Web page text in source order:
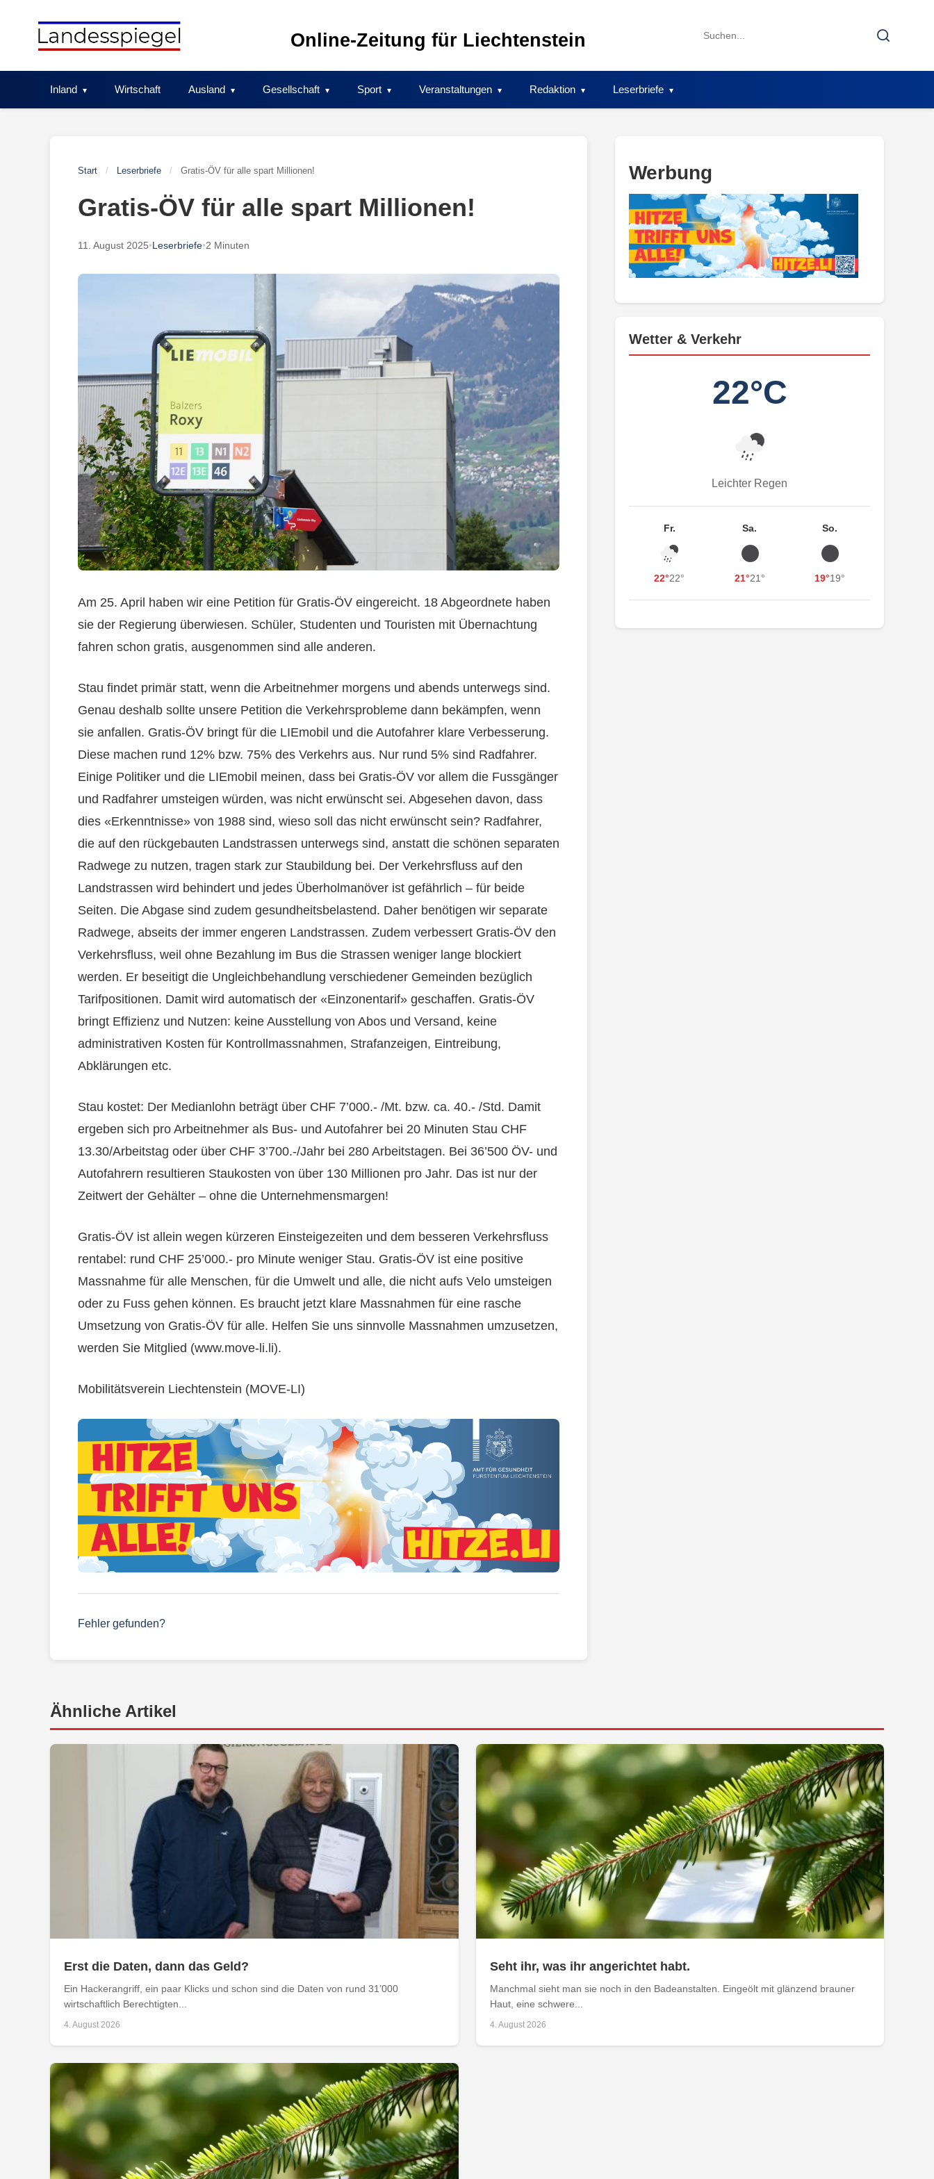
Online-Zeitung für Liechtenstein
Search
Search
Inland Wirtschaft Ausland Gesellschaft Sport Veranstaltungen Redaktion Leserbriefe
Start / Leserbriefe / Gratis-ÖV für alle spart Millionen!
Gratis-ÖV für alle spart Millionen!
11. August 2025•Leserbriefe•2 Minuten
Am 25. April haben wir eine Petition für Gratis-ÖV eingereicht. 18 Abgeordnete haben
sie der Regierung überwiesen. Schüler, Studenten und Touristen mit Übernachtung
fahren schon gratis, ausgenommen sind alle anderen.
Stau findet primär statt, wenn die Arbeitnehmer morgens und abends unterwegs sind.
Genau deshalb sollte unsere Petition die Verkehrsprobleme dann bekämpfen, wenn
sie anfallen. Gratis-ÖV bringt für die LIEmobil und die Autofahrer klare Verbesserung.
Diese machen rund 12% bzw. 75% des Verkehrs aus. Nur rund 5% sind Radfahrer.
Einige Politiker und die LIEmobil meinen, dass bei Gratis-ÖV vor allem die Fussgänger
und Radfahrer umsteigen würden, was nicht erwünscht sei. Abgesehen davon, dass
dies «Erkenntnisse» von 1988 sind, wieso soll das nicht erwünscht sein? Radfahrer,
die auf den rückgebauten Landstrassen unterwegs sind, anstatt die schönen separaten
Radwege zu nutzen, tragen stark zur Staubildung bei. Der Verkehrsfluss auf den
Landstrassen wird behindert und jedes Überholmanöver ist gefährlich – für beide
Seiten. Die Abgase sind zudem gesundheitsbelastend. Daher benötigen wir separate
Radwege, abseits der immer engeren Landstrassen. Zudem verbessert Gratis-ÖV den
Verkehrsfluss, weil ohne Bezahlung im Bus die Strassen weniger lange blockiert
werden. Er beseitigt die Ungleichbehandlung verschiedener Gemeinden bezüglich
Tarifpositionen. Damit wird automatisch der «Einzonentarif» geschaffen. Gratis-ÖV
bringt Effizienz und Nutzen: keine Ausstellung von Abos und Versand, keine
administrativen Kosten für Kontrollmassnahmen, Strafanzeigen, Eintreibung,
Abklärungen etc.
Stau kostet: Der Medianlohn beträgt über CHF 7’000.- /Mt. bzw. ca. 40.- /Std. Damit
ergeben sich pro Arbeitnehmer als Bus- und Autofahrer bei 20 Minuten Stau CHF
13.30/Arbeitstag oder über CHF 3’700.-/Jahr bei 280 Arbeitstagen. Bei 36’500 ÖV- und
Autofahrern resultieren Staukosten von über 130 Millionen pro Jahr. Das ist nur der
Zeitwert der Gehälter – ohne die Unternehmensmargen!
Gratis-ÖV ist allein wegen kürzeren Einsteigezeiten und dem besseren Verkehrsfluss
rentabel: rund CHF 25’000.- pro Minute weniger Stau. Gratis-ÖV ist eine positive
Massnahme für alle Menschen, für die Umwelt und alle, die nicht aufs Velo umsteigen
oder zu Fuss gehen können. Es braucht jetzt klare Massnahmen für eine rasche
Umsetzung von Gratis-ÖV für alle. Helfen Sie uns sinnvolle Massnahmen umzusetzen,
werden Sie Mitglied (www.move-li.li).
Mobilitätsverein Liechtenstein (MOVE-LI)
Fehler gefunden?
Werbung
Wetter & Verkehr
22°C
Leichter Regen
Fr.
22°22°
Sa.
21°21°
So.
19°19°
Ähnliche Artikel
Erst die Daten, dann das Geld?
Ein Hackerangriff, ein paar Klicks und schon sind die Daten von rund 31’000
wirtschaftlich Berechtigten...
4. August 2026
Seht ihr, was ihr angerichtet habt.
Manchmal sieht man sie noch in den Badeanstalten. Eingeölt mit glänzend brauner
Haut, eine schwere...
4. August 2026